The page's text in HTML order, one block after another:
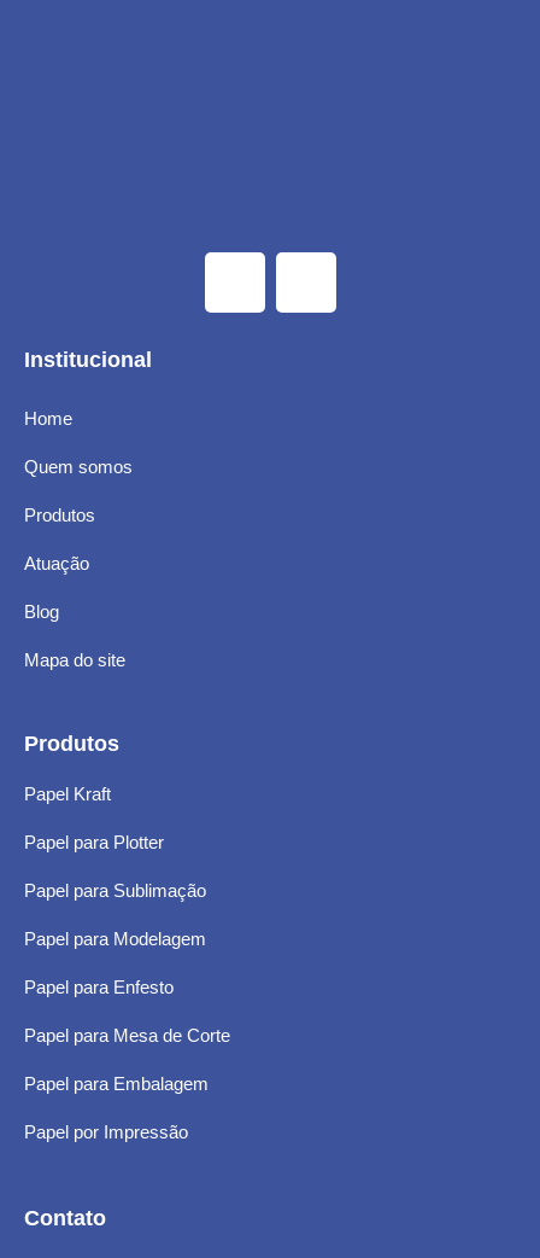
Institucional
Home
Quem somos
Produtos
Atuação
Blog
Mapa do site
Produtos
Papel Kraft
Papel para Plotter
Papel para Sublimação
Papel para Modelagem
Papel para Enfesto
Papel para Mesa de Corte
Papel para Embalagem
Papel por Impressão
Contato